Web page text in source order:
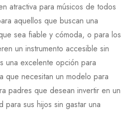
atractiva para músicos de todos
aquellos que buscan una
sea fiable y cómoda, o para los
un instrumento accesible sin
una excelente opción para
que necesitan un modelo para
padres que desean invertir en un
para sus hijos sin gastar una